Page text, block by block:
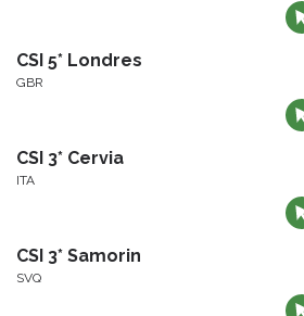
CSI 5* Londres
GBR
CSI 3* Cervia
ITA
CSI 3* Samorin
SVQ